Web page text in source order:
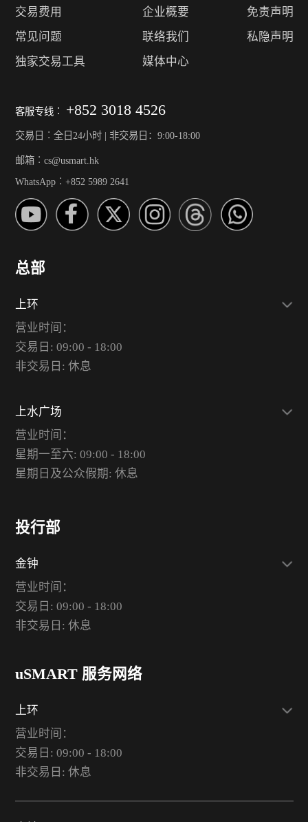
交易费用
常见问题
独家交易工具
企业概要
联络我们
媒体中心
免责声明
私隐声明
客服专线︰ +852 3018 4526
交易日︰全日24小时 | 非交易日：9:00-18:00
邮箱︰cs@usmart.hk
WhatsApp︰+852 5989 2641
总部
上环
营业时间：
交易日: 09:00 - 18:00
非交易日: 休息
上水广场
营业时间：
星期一至六: 09:00 - 18:00
星期日及公众假期: 休息
投行部
金钟
营业时间：
交易日: 09:00 - 18:00
非交易日: 休息
uSMART 服务网络
上环
营业时间：
交易日: 09:00 - 18:00
非交易日: 休息